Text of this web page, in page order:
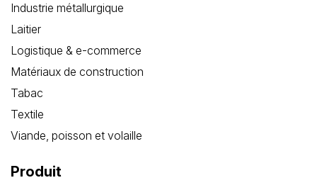
Industrie métallurgique
Laitier
Logistique & e-commerce
Matériaux de construction
Tabac
Textile
Viande, poisson et volaille
Produit